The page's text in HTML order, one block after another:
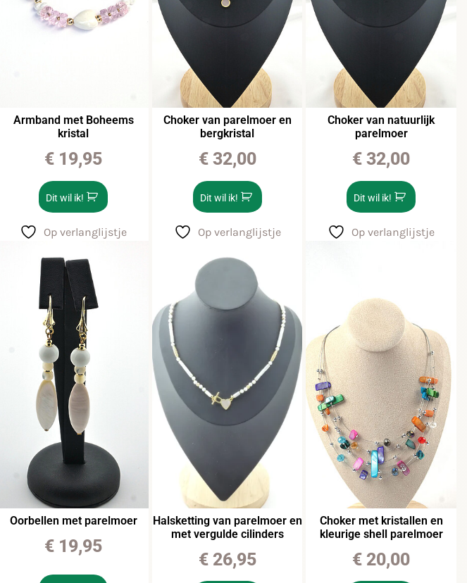
Armband met Boheems
kristal
€ 19,95
Dit wil ik!
Op verlanglijstje
Choker van parelmoer en
bergkristal
€32,00
Dit wil ik!
Op verlanglijstje
Choker van natuurlijk
parelmoer
€ 32,00
Dit wil ik!
Op verlanglijstje
Oorbellen met parelmoer
€ 19,95
Halsketting van parelmoer en
met vergulde cilinders
€26,95
Choker met kristallen en
kleurige shell parelmoer
€ 20,00